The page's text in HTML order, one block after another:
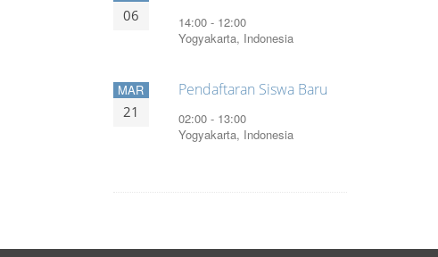
06
14:00 - 12:00
Yogyakarta, Indonesia
MAR
21
Pendaftaran Siswa Baru
02:00 - 13:00
Yogyakarta, Indonesia